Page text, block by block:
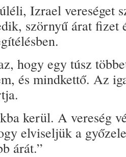
Izrael vereséget
szörnyű árat fizet
hogy egy túsz
és mindkettő. Az
kerül. A vereség
elviseljük a
árát.”